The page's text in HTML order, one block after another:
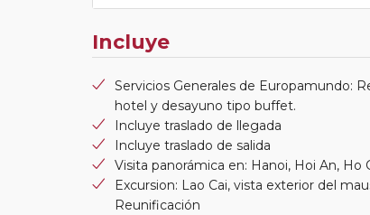
Incluye
Servicios Generales de Europamundo:
hotel y desayuno tipo buffet.
Incluye traslado de llegada
Incluye traslado de salida
Visita panorámica en: Hanoi, Hoi An, Ho
Excursion: Lao Cai, vista exterior del
Reunificación